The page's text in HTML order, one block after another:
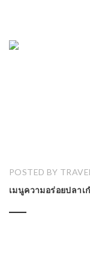
POSTED BY
เมนูความอร่อยปลาเ